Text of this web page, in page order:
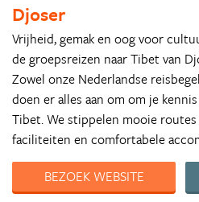
Djoser
Vrijheid, gemak en oog voor
de groepsreizen naar Tibet van
Zowel onze Nederlandse
doen er alles aan om om je
Tibet. We stippelen mooie
faciliteiten en comfortabele
BEZOEK WEBSITE